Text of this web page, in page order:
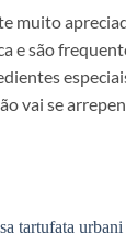
muito
e são
vai se